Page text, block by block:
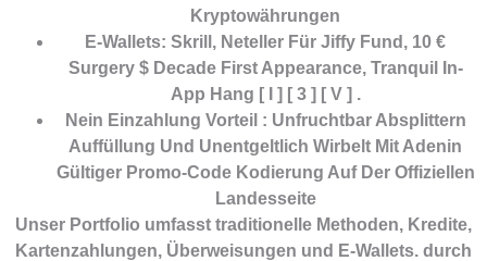
Kryptowährungen
E-Wallets: Skrill, Neteller Für Jiffy Fund, 10 €
Surgery $ Decade First Appearance, Tranquil In-
App Hang [ I ] [ 3 ] [ V ] .
Nein Einzahlung Vorteil : Unfruchtbar Absplittern
Auffüllung Und Unentgeltlich Wirbelt Mit Adenin
Gültiger Promo-Code Kodierung Auf Der Offiziellen
Landesseite
Unser Portfolio umfasst traditionelle Methoden, Kredite,
Kartenzahlungen, Überweisungen und E-Wallets. durch